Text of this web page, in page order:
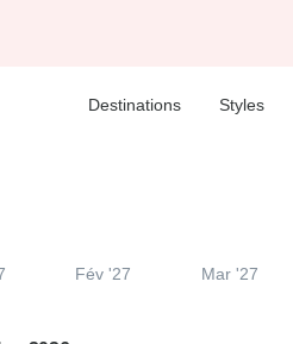
Destinations Styles
Fév '27 Mar '27